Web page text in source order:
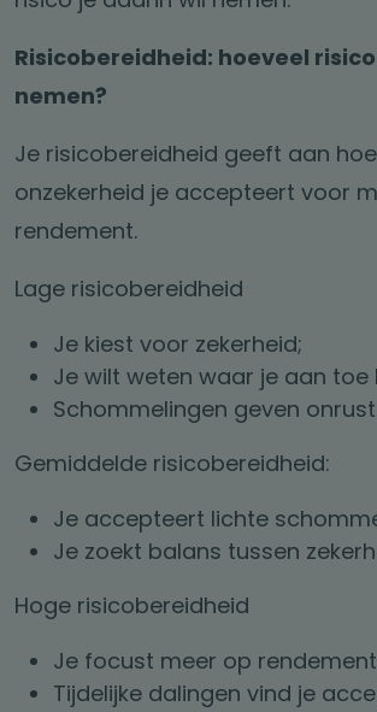
Risicobereidheid: hoeveel
nemen?
Je risicobereidheid geeft aan
onzekerheid je accepteert voor
rendement.
Lage risicobereidheid
Je kiest voor zekerheid;
Je wilt weten waar je aan toe
Schommelingen geven
Gemiddelde risicobereidheid:
Je accepteert lichte
Je zoekt balans tussen
Hoge risicobereidheid
Je focust meer op
Tijdelijke dalingen vind je